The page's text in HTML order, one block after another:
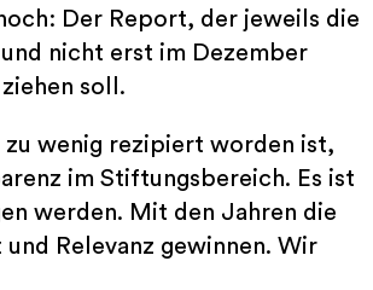
Der Report, der jeweils die
nicht erst im Dezember
soll.
zu wenig rezipiert worden ist,
im Stiftungsbereich. Es ist
werden. Mit den Jahren die
Relevanz gewinnen. Wir